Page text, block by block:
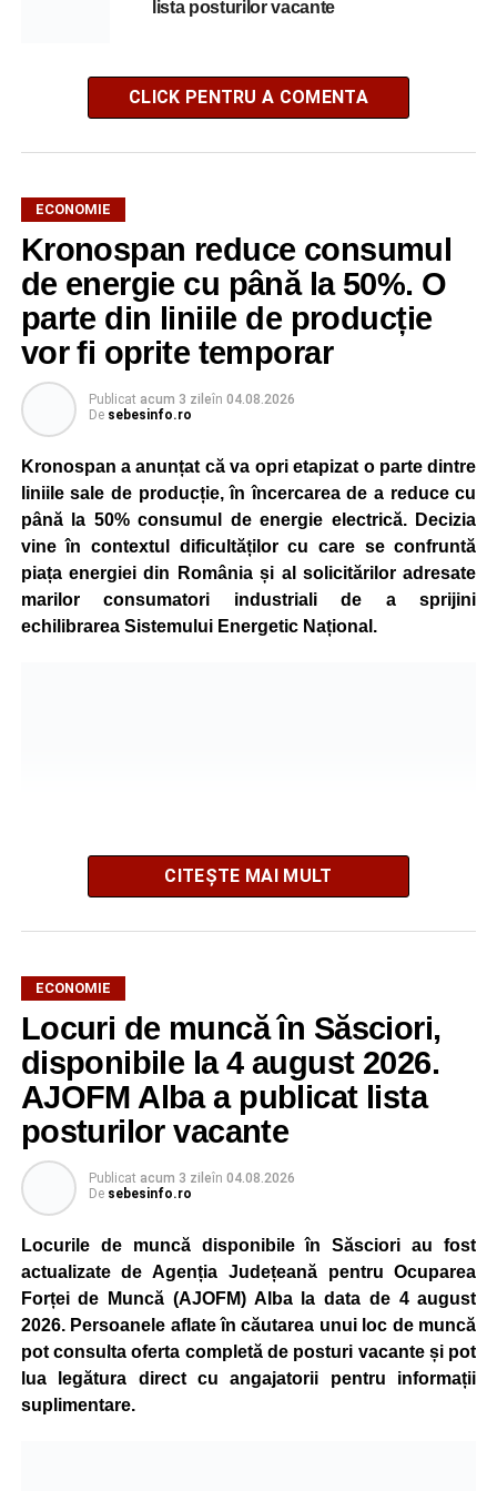
lista posturilor vacante
CLICK PENTRU A COMENTA
ECONOMIE
Kronospan reduce consumul
de energie cu până la 50%. O
parte din liniile de producție
vor fi oprite temporar
Publicat acum 3 zileîn 04.08.2026
De sebesinfo.ro
Kronospan a anunțat că va opri etapizat o parte dintre
liniile sale de producție, în încercarea de a reduce cu
până la 50% consumul de energie electrică. Decizia
vine în contextul dificultăților cu care se confruntă
piața energiei din România și al solicitărilor adresate
marilor consumatori industriali de a sprijini
echilibrarea Sistemului Energetic Național.
Potrivit unui comunicat al companiei, măsura va fi aplicată
gradual, în funcție de necesitățile sistemului energetic.
Reprezentanții Kronospan precizează că evoluția situației
este monitorizată permanent, iar activitatea va reveni la
capacitate normală imediat ce condițiile vor permite.
Compania dă asigurări că oprirea temporară a unor linii
de producție nu va afecta livrările către clienți.
Kronospan se numără printre cei mai mari consumatori de
energie electrică din România. O parte din necesarul
energetic este acoperită prin producția proprie de energie,
realizată cu ajutorul panourilor fotovoltaice și al unităților
de cogenerare.
Reprezentanții companiei afirmă că vor continua
colaborarea cu autoritățile și operatorii din domeniul
energetic pentru a contribui la depășirea perioadei dificile
CITEȘTE MAI MULT
ECONOMIE
Locuri de muncă în Săsciori,
disponibile la 4 august 2026.
AJOFM Alba a publicat lista
posturilor vacante
Publicat acum 3 zileîn 04.08.2026
De sebesinfo.ro
Locurile de muncă disponibile în Săsciori au fost
actualizate de Agenția Județeană pentru Ocuparea
Forței de Muncă (AJOFM) Alba la data de 4 august
2026. Persoanele aflate în căutarea unui loc de muncă
pot consulta oferta completă de posturi vacante și pot
lua legătura direct cu angajatorii pentru informații
suplimentare.